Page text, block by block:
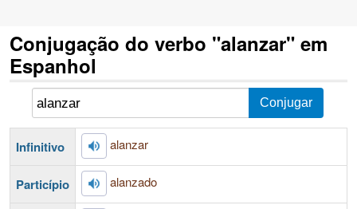
Conjugação do verbo "alanzar" em
Espanhol
Infinitivo alanzar
Particípio alanzado